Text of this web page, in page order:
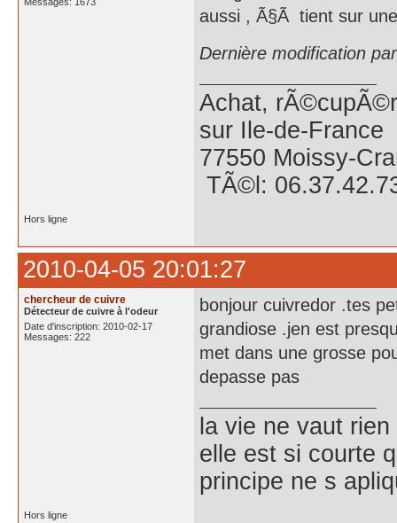
aussi , Ã§Ã tient sur
Dernière modification
Achat,
sur Ile-de-France
77550 Moissy-
TÃ©l:
Hors ligne
2010-04-05 20:01:27
chercheur de cuivre
Détecteur de cuivre à l'odeur
Date d'inscription: 2010-02-17
Messages: 222
bonjour cuivredor .tes
grandiose .jen est
met dans une grosse
depasse pas
la vie ne vaut
elle est si courte
principe ne s
Hors ligne